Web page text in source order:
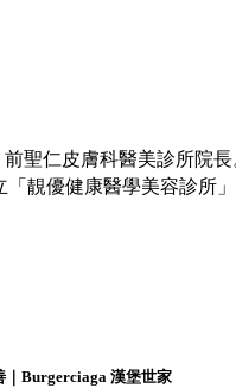
聖仁皮膚科醫美診所院
優健康醫學美容診所」
｜Burgerciaga 漢堡世家